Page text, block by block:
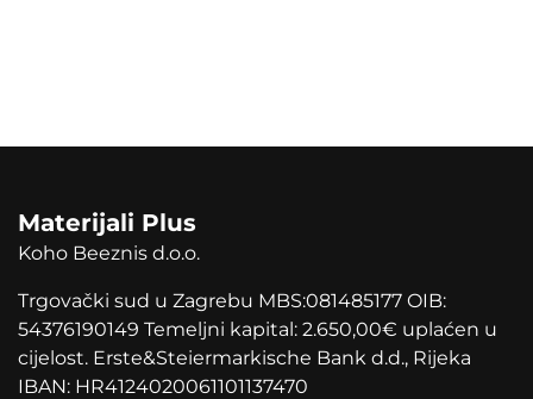
Materijali Plus
Koho Beeznis d.o.o.
Trgovački sud u Zagrebu MBS:081485177 OIB:
54376190149 Temeljni kapital: 2.650,00€ uplaćen u
cijelost. Erste&Steiermarkische Bank d.d., Rijeka
IBAN: HR4124020061101137470